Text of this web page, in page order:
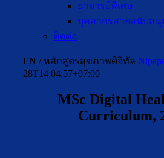
อาจารย์พิเศษ
บุคลากรสายสนับสนุ
ติดต่อ
EN / หลักสูตรสุขภาพดิจิทัล
28T14:04:57+07:00
MSc Digital
Curriculum,